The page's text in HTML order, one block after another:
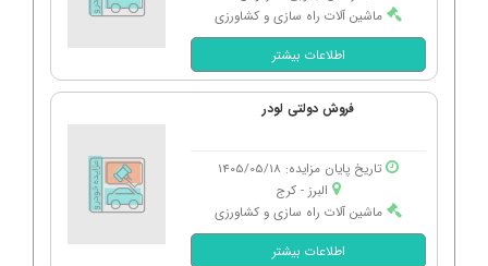
ماشین آلات راه سازی و کشاورزی
اطلاعات بیشتر
فروش دولتی لودر
تاریخ پایان مزایده: 1405/05/18
البرز - كرج
ماشین آلات راه سازی و کشاورزی
اطلاعات بیشتر